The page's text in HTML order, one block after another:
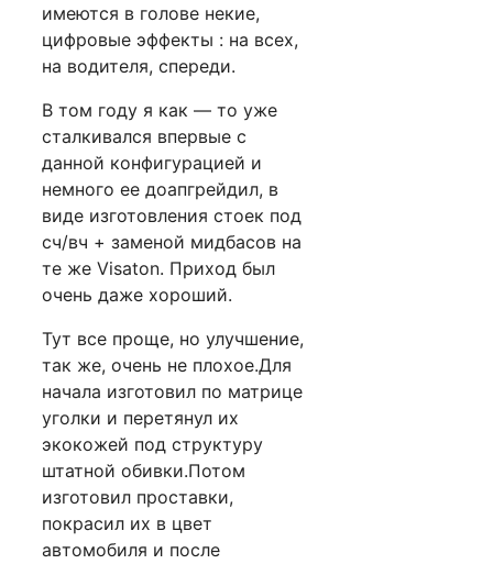
имеются в голове некие,
цифровые эффекты : на всех,
на водителя, спереди.
В том году я как — то уже
сталкивался впервые с
данной конфигурацией и
немного ее доапгрейдил, в
виде изготовления стоек под
сч/вч + заменой мидбасов на
те же Visaton. Приход был
очень даже хороший.
Тут все проще, но улучшение,
так же, очень не плохое.Для
начала изготовил по матрице
уголки и перетянул их
экокожей под структуру
штатной обивки.Потом
изготовил проставки,
покрасил их в цвет
автомобиля и после